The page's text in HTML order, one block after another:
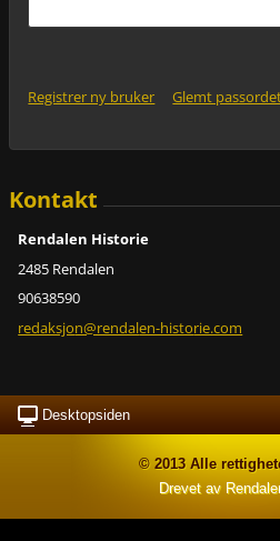
Registrer ny bruker Glemt
Kontakt
Rendalen Historie
2485 Rendalen
90638590
redaksjon@rendalen-historie.com
Desktopsiden
© 2013 Alle
Drevet av